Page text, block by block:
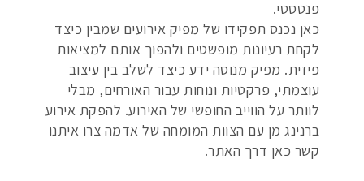
פנטסטי.
כאן נכנס תפקידו של מפיק אירועים שמבין כיצד
לקחת רעיונות מופשטים ולהפוך אותם למציאות
פיזית. מפיק מנוסה ידע כיצד לשלב בין עיצוב
עוצמתי, פרקטיות ונוחות עבור האורחים, מבלי
לוותר על הווייב החופשי של האירוע. להפקת אירוע
ברנינג מן עם הצוות המומחה של אדמה צרו איתנו
קשר כאן דרך האתר.